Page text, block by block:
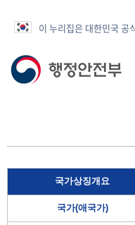
이 누리집은 대한민국 공
국가상징개요
국가(애국가)